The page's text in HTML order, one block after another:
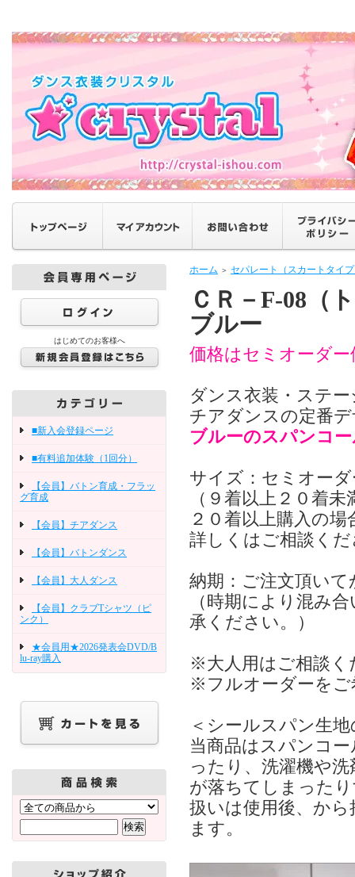
はじめてのお客様へ
■新入会登録ページ
■有料追加体験（1回分）
【会員】バトン育成・フラッ
グ育成
【会員】チアダンス
【会員】バトンダンス
【会員】大人ダンス
【会員】クラブTシャツ（ピ
ンク）
★会員用★2026発表会DVD/B
lu-ray購入
ホーム ＞ セパレート（スカートタイ
ＣＲ－F-08
ブルー
価格はセミオーダ
ダンス衣装・ステ
チアダンスの定番
ブルーのスパンコ
サイズ：セミオー
（９着以上２０着
２０着以上購入の
詳しくはご相談く
納期：ご注文頂い
（時期により混み
承ください。）
※大人用はご相談く
※フルオーダーをご
＜シールスパン生
当商品はスパンコ
ったり、洗濯機や
が落ちてしまった
扱いは使用後、か
ます。